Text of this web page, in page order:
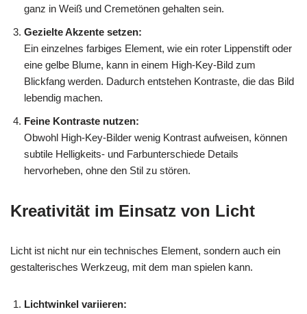
ganz in Weiß und Cremetönen gehalten sein.
Gezielte Akzente setzen:
Ein einzelnes farbiges Element, wie ein roter Lippenstift oder
eine gelbe Blume, kann in einem High-Key-Bild zum
Blickfang werden. Dadurch entstehen Kontraste, die das Bild
lebendig machen.
Feine Kontraste nutzen:
Obwohl High-Key-Bilder wenig Kontrast aufweisen, können
subtile Helligkeits- und Farbunterschiede Details
hervorheben, ohne den Stil zu stören.
Kreativität im Einsatz von Licht
Licht ist nicht nur ein technisches Element, sondern auch ein
gestalterisches Werkzeug, mit dem man spielen kann.
Lichtwinkel variieren: